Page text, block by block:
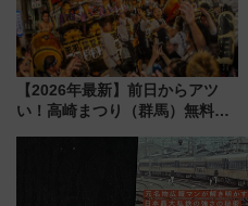
【2026年最新】前日からアツ
い！高崎まつり（群馬）無料観